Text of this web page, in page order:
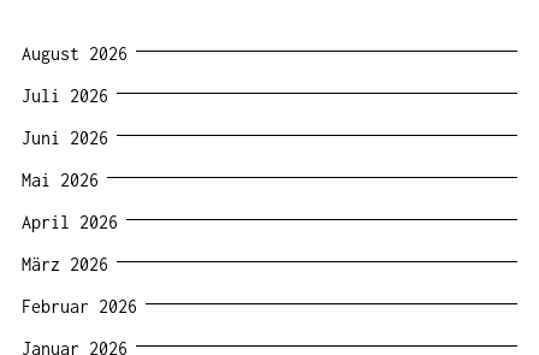
August 2026
Juli 2026
Juni 2026
Mai 2026
April 2026
März 2026
Februar 2026
Januar 2026